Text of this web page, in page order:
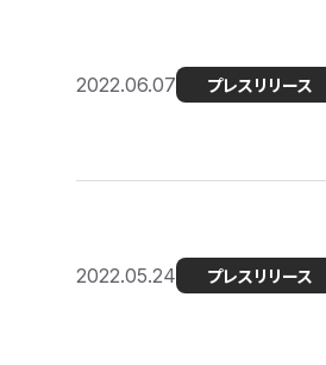
2022.06.07 プレスリリース
2022.05.24 プレスリリース